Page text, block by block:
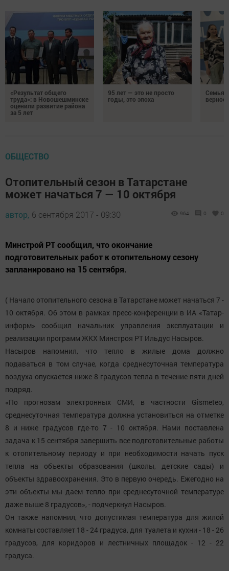
«Результат общего
труда»: в Новошешминске
оценили развитие района
за 5 лет
95 лет — это не просто
годы, это эпоха
Семья
ОБЩЕСТВО
Отопительный сезон в Татарстане
может начаться 7 — 10 октября
автор, 6 сентября 2017 - 09:30 964 0 0
Минстрой РТ сообщил, что окончание
подготовительных работ к отопительному сезону
запланировано на 15 сентября.
( Начало отопительного сезона в Татарстане может начаться 7 -
10 октября. Об этом в рамках пресс-конференции в ИА «Татар-
информ» сообщил начальник управления эксплуатации и
реализации программ ЖКХ Минстроя РТ Ильдус Насыров.
Насыров напомнил, что тепло в жилые дома должно
подаваться в том случае, когда среднесуточная температура
воздуха опускается ниже 8 градусов тепла в течение пяти дней
подряд.
«По прогнозам электронных СМИ, в частности Gismeteo,
среднесуточная температура должна установиться на отметке
8 и ниже градусов где-то 7 - 10 октября. Нами поставлена
задача к 15 сентября завершить все подготовительные работы
к отопительному периоду и при необходимости начать пуск
тепла на объекты образования (школы, детские сады) и
объекты здравоохранения. Это в первую очередь. Ежегодно на
эти объекты мы даем тепло при среднесуточной температуре
даже выше 8 градусов», - подчеркнул Насыров.
Он также напомнил, что допустимая температура для жилой
комнаты составляет 18 - 24 градуса, для туалета и кухни - 18 - 26
градусов, для коридоров и лестничных площадок - 12 - 22
градуса.